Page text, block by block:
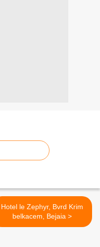
Hotel le Zephyr, Bvrd Krim
belkacem, Bejaia >